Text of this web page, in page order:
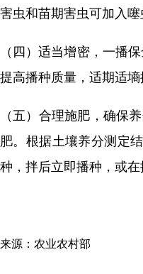
害虫和苗期害虫可加入噻
（四）适当增密，一播
提高播种质量，适期适墒
（五）合理施肥，确保
肥。根据土壤养分测定
种，拌后立即播种，或在
来源：农业农村部